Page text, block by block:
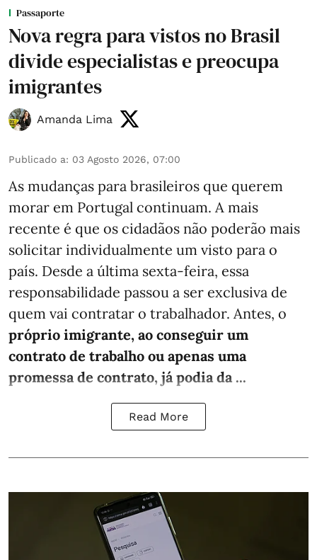
Passaporte
Nova regra para vistos no Brasil
divide especialistas e preocupa
imigrantes
Amanda Lima
Publicado a: 03 Agosto 2026, 07:00
As mudanças para brasileiros que querem
morar em Portugal continuam. A mais
recente é que os cidadãos não poderão mais
solicitar individualmente um visto para o
país. Desde a última sexta-feira, essa
responsabilidade passou a ser exclusiva de
quem vai contratar o trabalhador. Antes, o
próprio imigrante, ao conseguir um
contrato de trabalho ou apenas uma
promessa de contrato, já podia da ...
Read More